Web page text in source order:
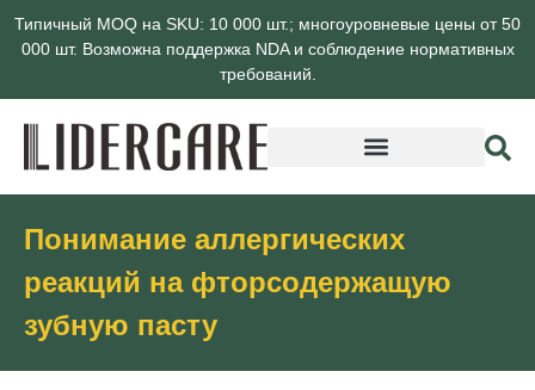
Типичный MOQ на SKU: 10 000 шт.; многоуровневые цены от 50
000 шт. Возможна поддержка NDA и соблюдение нормативных
требований.
Понимание аллергических
реакций на фторсодержащую
зубную пасту